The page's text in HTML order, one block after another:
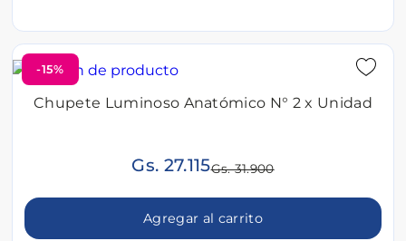
-15%
Chupete Luminoso Anatómico N° 2 x Unidad
Gs. 27.115Gs. 31.900
Agregar al carrito